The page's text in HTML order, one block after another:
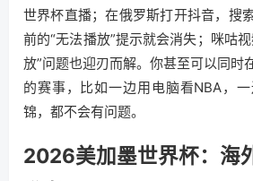
世界杯直播；在俄罗斯打开抖音，搜
前的“无法播放”提示就会消失；咪咕
放”问题也迎刃而解。你甚至可以同时
的赛事，比如一边用电脑看NBA，
锦，都不会有问题。
2026美加墨世界杯：海